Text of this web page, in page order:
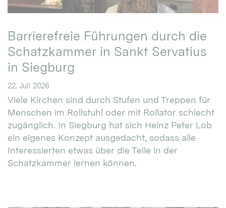
Barrierefreie Führungen durch die
Schatzkammer in Sankt Servatius
in Siegburg
22. Juli 2026
Viele Kirchen sind durch Stufen und Treppen für
Menschen im Rollstuhl oder mit Rollator schlecht
zugänglich. In Siegburg hat sich Heinz Peter Lob
ein eigenes Konzept ausgedacht, sodass alle
Interessierten etwas über die Teile in der
Schatzkammer lernen können.